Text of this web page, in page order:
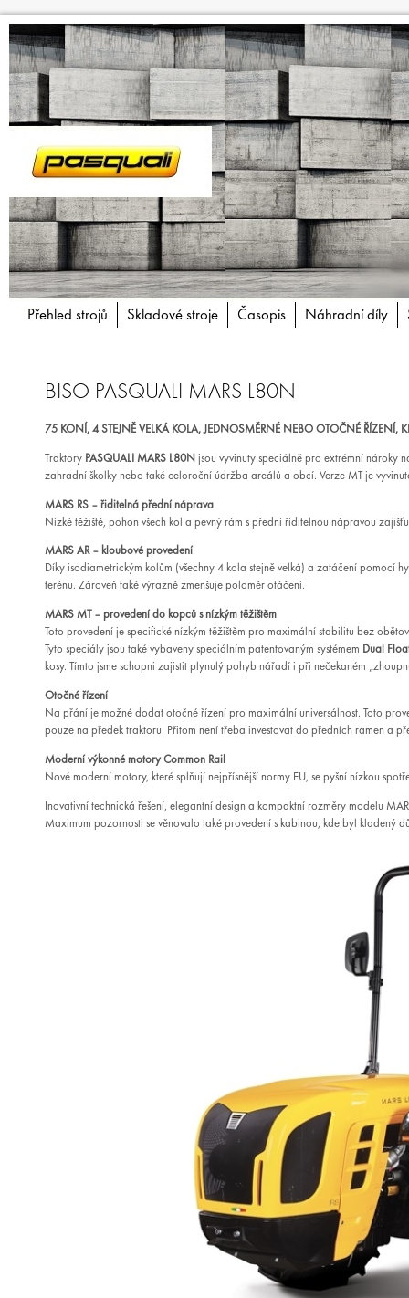
Přehled strojů Skladové stroje Časopis Náhradní díly
BISO PASQUALI MARS L80N
75 KONÍ, 4 STEJNĚ VELKÁ KOLA, JEDNOSMĚRNÉ NEBO OTOČNÉ ŘÍZENÍ,
Traktory PASQUALI MARS L80N jsou vyvinuty speciálně pro extrémní nároky
zahradní školky nebo také celoroční údržba areálů a obcí. Verze MT je
MARS RS – řiditelná přední náprava
Nízké těžiště, pohon všech kol a pevný rám s přední říditelnou nápravou
MARS AR – kloubové provedení
Díky isodiametrickým kolům (všechny 4 kola stejně velká) a zatáčení pomocí
terénu. Zároveň také výrazně zmenšuje poloměr otáčení.
MARS MT – provedení do kopců s nízkým těžištěm
Toto provedení je specifické nízkým těžištěm pro maximální stabilitu bez
Tyto speciály jsou také vybaveny speciálním patentovaným systémem Dual
kosy. Tímto jsme schopni zajistit plynulý pohyb nářadí i při nečekaném
Otočné řízení
Na přání je možné dodat otočné řízení pro maximální universálnost. Toto
pouze na předek traktoru. Přitom není třeba investovat do předních ramen a
Moderní výkonné motory Common Rail
Nové moderní motory, které splňují nejpřísnější normy EU, se pyšní nízkou
Inovativní technická řešení, elegantní design a kompaktní rozměry modelu
Maximum pozornosti se věnovalo také provedení s kabinou, kde byl